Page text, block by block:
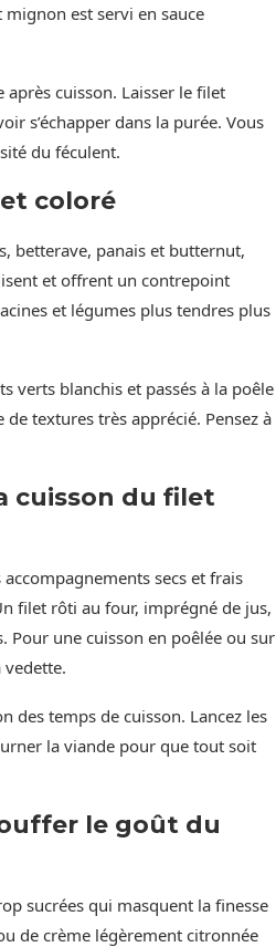
est servi en sauce
cuisson. Laisser le filet
s’échapper dans la purée. Vous
du féculent.
coloré
betterave, panais et butternut,
et offrent un contrepoint
et légumes plus tendres plus
verts blanchis et passés à la poêle
textures très apprécié. Pensez à
cuisson du filet
secs et frais
filet rôti au four, imprégné de jus,
Pour une cuisson en poêlée ou sur
des temps de cuisson. Lancez les
la viande pour que tout soit
le goût du
sucrées qui masquent la finesse
de crème légèrement citronnée